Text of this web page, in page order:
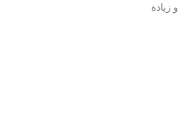
زيادة